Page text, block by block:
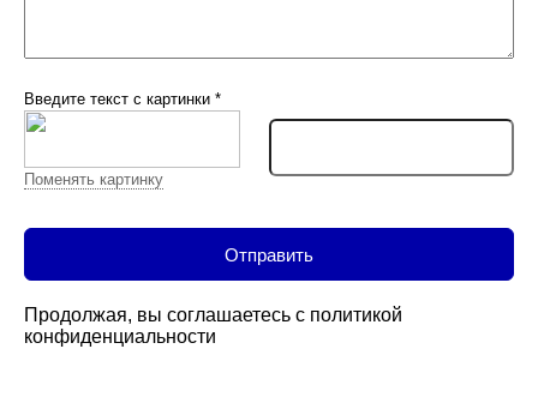
Введите текст с картинки *
Поменять картинку
Продолжая, вы соглашаетесь с политикой
конфиденциальности